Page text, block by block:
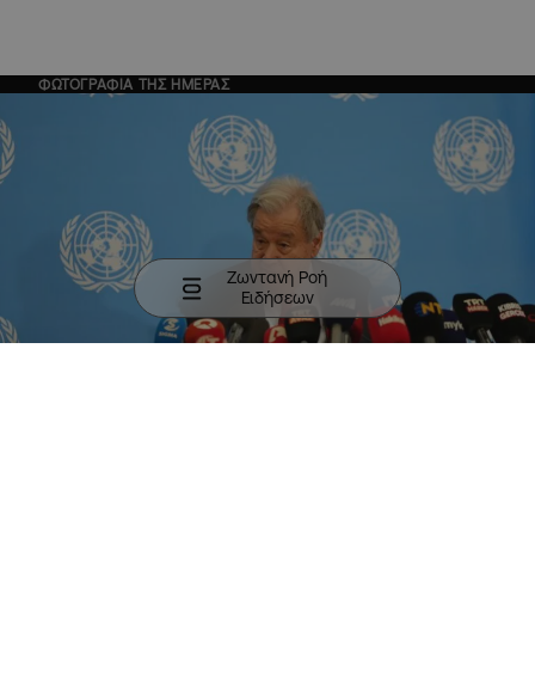
ΦΩΤΟΓΡΑΦΙΑ ΤΗΣ ΗΜΕΡΑΣ
Ζωντανή Ροή
Ειδήσεων